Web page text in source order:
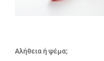
Αλήθεια ή ψέμα;